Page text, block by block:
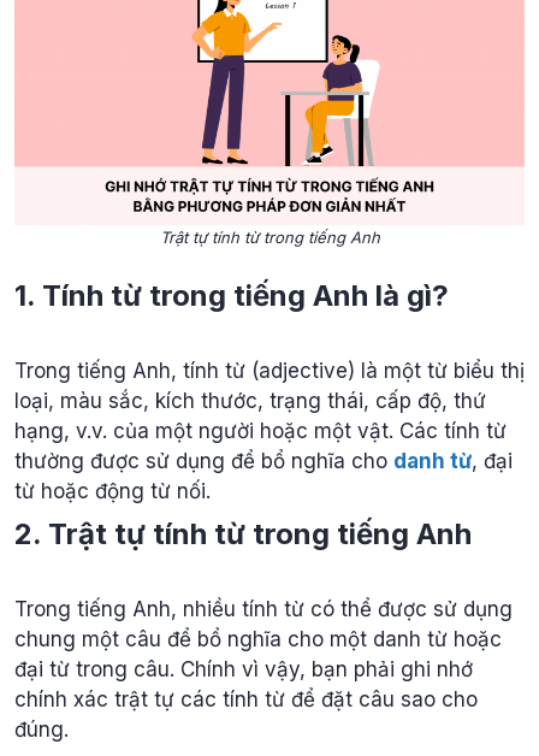
Trật tự tính từ trong tiếng Anh
1. Tính từ trong tiếng Anh là gì?
Trong tiếng Anh, tính từ (adjective) là một từ biểu thị
loại, màu sắc, kích thước, trạng thái, cấp độ, thứ
hạng, v.v. của một người hoặc một vật. Các tính từ
thường được sử dụng để bổ nghĩa cho danh từ, đại
từ hoặc động từ nối.
2. Trật tự tính từ trong tiếng Anh
Trong tiếng Anh, nhiều tính từ có thể được sử dụng
chung một câu để bổ nghĩa cho một danh từ hoặc
đại từ trong câu. Chính vì vậy, bạn phải ghi nhớ
chính xác trật tự các tính từ để đặt câu sao cho
đúng.